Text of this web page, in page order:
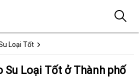
Loại Tốt
Su Loại Tốt ở Thành phố